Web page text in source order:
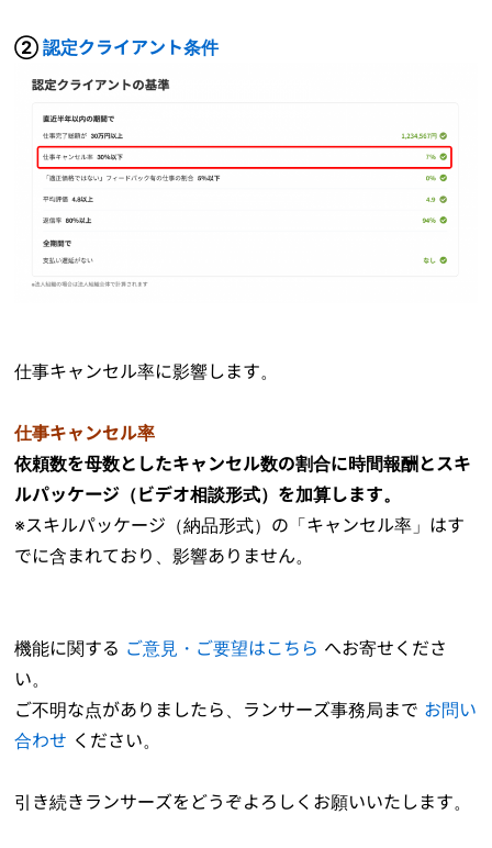
②認定クライアント条件
仕事キャンセル率に影響します。
仕事キャンセル率
依頼数を母数としたキャンセル数の割合に時間報酬とスキ
ルパッケージ（ビデオ相談形式）を加算します。
※スキルパッケージ（納品形式）の「キャンセル率」はす
でに含まれており、影響ありません。
機能に関する ご意見・ご要望はこちら へお寄せくださ
い。
ご不明な点がありましたら、ランサーズ事務局まで お問い
合わせ ください。
引き続きランサーズをどうぞよろしくお願いいたします。